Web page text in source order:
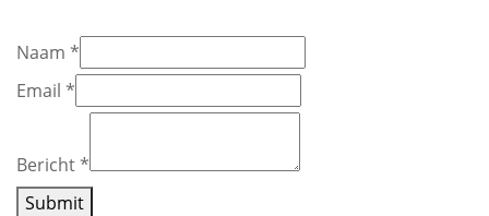
Naam *
Email *
Bericht*
Submit